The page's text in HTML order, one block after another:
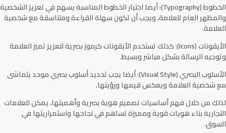
الخطوط (Typography):
أيضا اختيار الخطوط المناسبة يسهم في تعزيز الشخصية
والمظهر العام للعلامة، ويجب أن تكون سهلة القراءة ومتناسقة مع شخصية
العلامة.
الأيقونات (Icons):
كذلك تستخدم الأيقونات كرموز بصرية لتعزيز تميز العلامة
وتوجيه الرسالة بشكل مباشر وبسيط.
الأسلوب البصري (Visual Style):
أيضا يجب تحديد أسلوب بصري موحد يتماشى
مع شخصية العلامة ويعكس قيمها ورؤيتها.
لذلك من خلال فهم أساسيات تصميم هوية بصرية وأهميتها، يمكن للعلامات
التجارية بناء هويات قوية ومميزة تساهم في نجاحها واستمراريتها في
السوق.